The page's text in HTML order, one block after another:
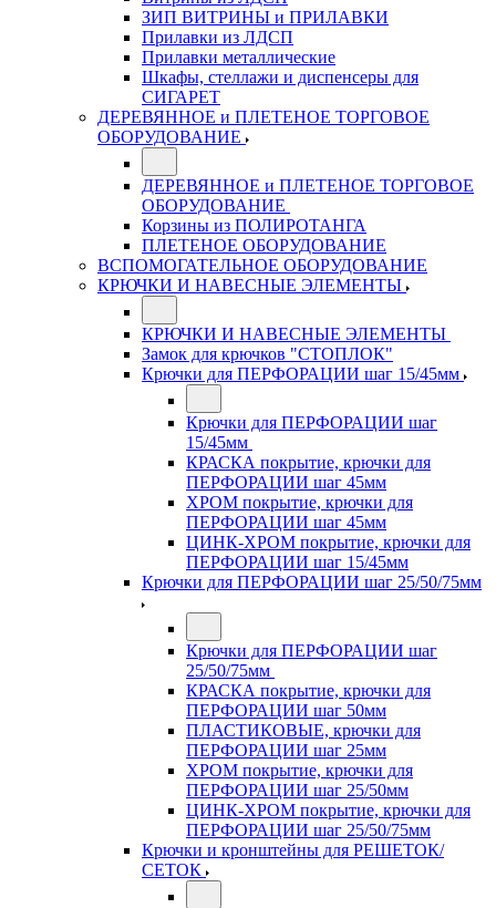
ЗИП ВИТРИНЫ и ПРИЛАВКИ
Прилавки из ЛДСП
Прилавки металлические
Шкафы, стеллажи и диспенсеры для
СИГАРЕТ
ДЕРЕВЯННОЕ и ПЛЕТЕНОЕ ТОРГОВОЕ
ОБОРУДОВАНИЕ
ДЕРЕВЯННОЕ и ПЛЕТЕНОЕ ТОРГОВОЕ
ОБОРУДОВАНИЕ
Корзины из ПОЛИРОТАНГА
ПЛЕТЕНОЕ ОБОРУДОВАНИЕ
ВСПОМОГАТЕЛЬНОЕ ОБОРУДОВАНИЕ
КРЮЧКИ И НАВЕСНЫЕ ЭЛЕМЕНТЫ
КРЮЧКИ И НАВЕСНЫЕ ЭЛЕМЕНТЫ
Замок для крючков "СТОПЛОК"
Крючки для ПЕРФОРАЦИИ шаг 15/45мм
Крючки для ПЕРФОРАЦИИ шаг
15/45мм
КРАСКА покрытие, крючки для
ПЕРФОРАЦИИ шаг 45мм
ХРОМ покрытие, крючки для
ПЕРФОРАЦИИ шаг 45мм
ЦИНК-ХРОМ покрытие, крючки для
ПЕРФОРАЦИИ шаг 15/45мм
Крючки для ПЕРФОРАЦИИ шаг 25/50/75мм
Крючки для ПЕРФОРАЦИИ шаг
25/50/75мм
КРАСКА покрытие, крючки для
ПЕРФОРАЦИИ шаг 50мм
ПЛАСТИКОВЫЕ, крючки для
ПЕРФОРАЦИИ шаг 25мм
ХРОМ покрытие, крючки для
ПЕРФОРАЦИИ шаг 25/50мм
ЦИНК-ХРОМ покрытие, крючки для
ПЕРФОРАЦИИ шаг 25/50/75мм
Крючки и кронштейны для РЕШЕТОК/
СЕТОК